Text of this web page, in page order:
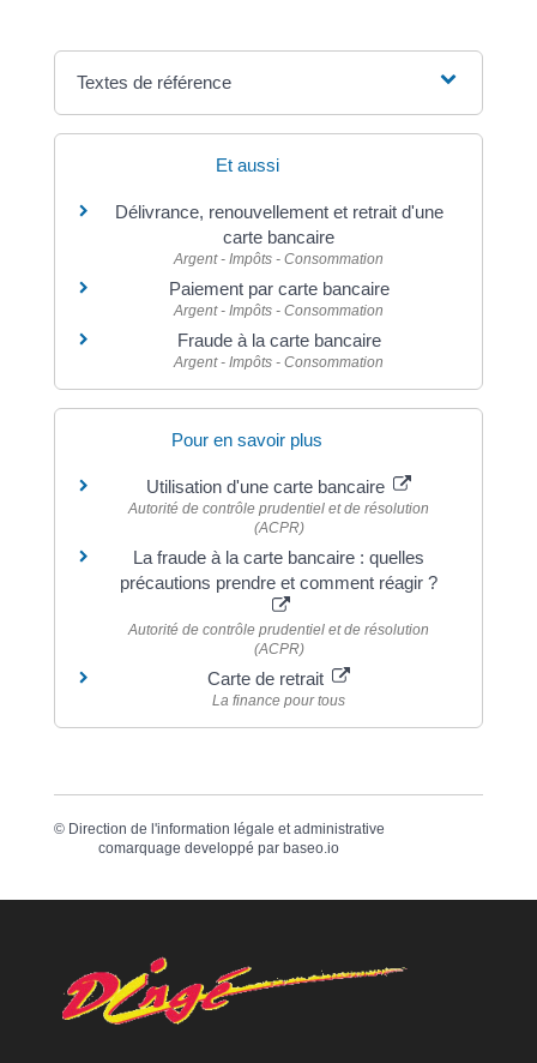
Textes de référence
Et aussi
Délivrance, renouvellement et retrait d'une
carte bancaire
Argent - Impôts - Consommation
Paiement par carte bancaire
Argent - Impôts - Consommation
Fraude à la carte bancaire
Argent - Impôts - Consommation
Pour en savoir plus
Utilisation d'une carte bancaire
Autorité de contrôle prudentiel et de résolution
(ACPR)
La fraude à la carte bancaire : quelles
précautions prendre et comment réagir ?
Autorité de contrôle prudentiel et de résolution
(ACPR)
Carte de retrait
La finance pour tous
© Direction de l'information légale et administrative
comarquage developpé par baseo.io